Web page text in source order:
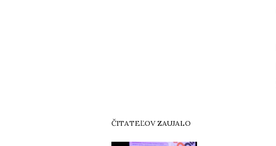
ČITATEĽOV ZAUJALO